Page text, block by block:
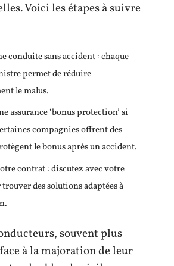
Voici les étapes à suivre
conduite sans accident : chaque
permet de réduire
le malus.
assurance ‘bonus protection’ si
compagnies offrent des
le bonus après un accident.
contrat : discutez avec votre
des solutions adaptées à
souvent plus
à la majoration de leur